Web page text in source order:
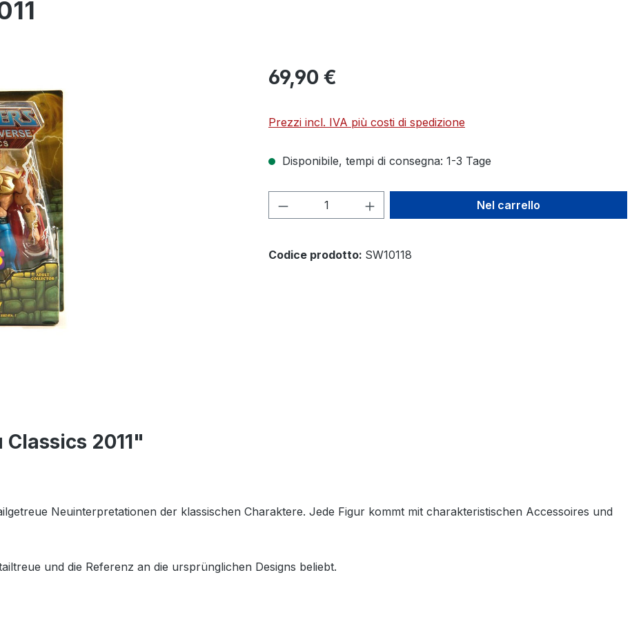
69,90 €
Prezzi incl. IVA più costi di spedizione
Disponibile, tempi di consegna: 1-3 Tage
Quantità del prodotto: inserisci la quantità
Nel carrello
Codice prodotto: SW10118
2011"
Neuinterpretationen der klassischen Charaktere. Jede Figur kommt mit charakteristischen Accessoires und
und die Referenz an die ursprünglichen Designs beliebt.